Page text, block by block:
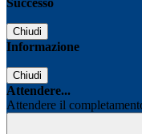
Successo
Chiudi
Informazione
Chiudi
Attendere...
Attendere il